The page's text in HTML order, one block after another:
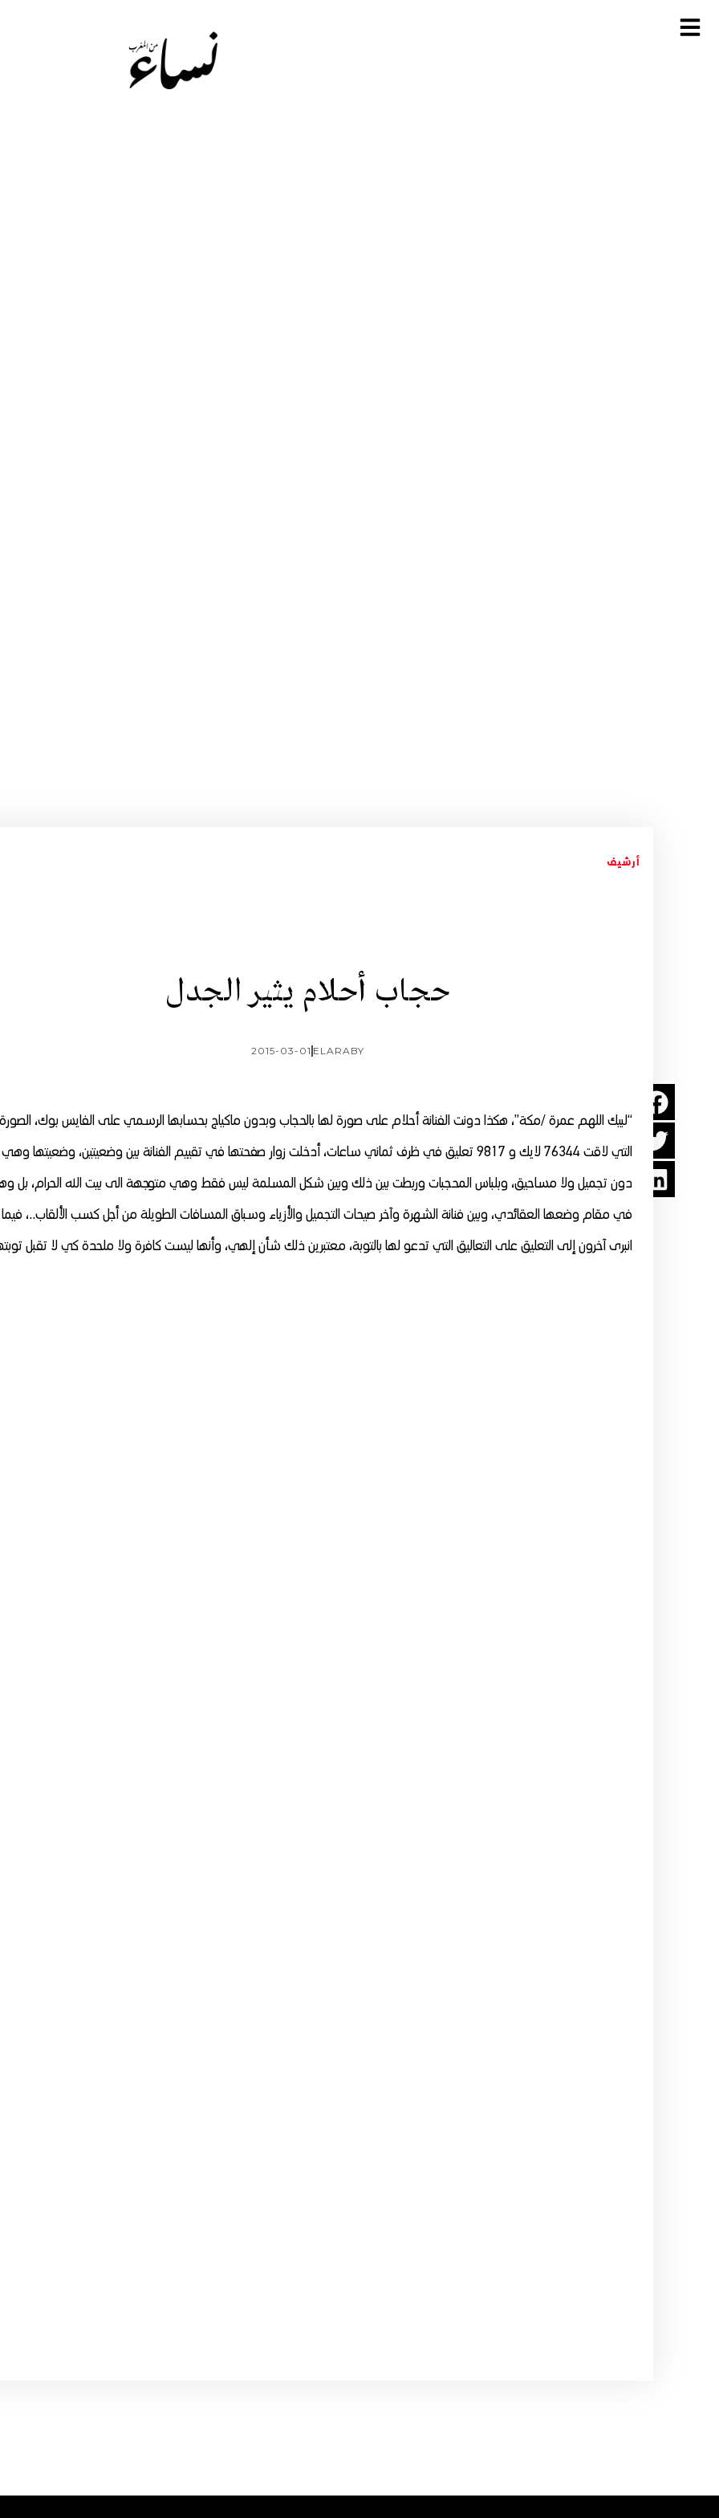
أرشيف
حجاب أحلام يثير الجدل
ELARABY
2015-03-01
“لبيك اللهم عمرة /مكة”، هكذا دونت الفنانة أحلام على صورة لها بالحجاب وبدون ماكياج بحسابها الرسمي على الفايس بوك، الصورة
التي لاقت 76344 لايك و 9817 تعليق في ظرف ثماني ساعات، أدخلت زوار صفحتها في تقييم الفنانة بين وضعيتين، وضعيتها
دون تجميل ولا مساحيق، وبلباس المحجبات وربطت بين ذلك وبين شكل المسلمة ليس فقط وهي متوجهة الى بيت الله الحرام، بل
في مقام وضعها العقائدي، وبين فنانة الشهرة وآخر صيحات التجميل والأزياء وسباق المسافات الطويلة من أجل كسب الألقاب..، فيما
انبرى آخرون إلى التعليق على التعاليق التي تدعو لها بالتوبة، معتبرين ذلك شأن إلهي، وأنها ليست كافرة ولا ملحدة كي لا تقبل